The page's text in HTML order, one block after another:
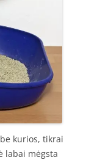
kurios, tikrai
labai mėgsta